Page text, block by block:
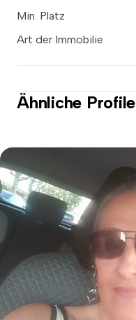
Min. Platz
Art der Immobilie
Ähnliche Profile